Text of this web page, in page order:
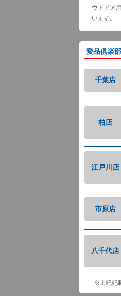
ウトドア
います。
愛品倶楽
千葉店
柏店
江戸川店
市原店
八千代店
※上記記